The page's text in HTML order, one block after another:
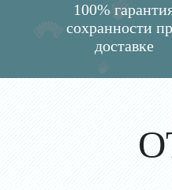
100%
сохранности
доставке